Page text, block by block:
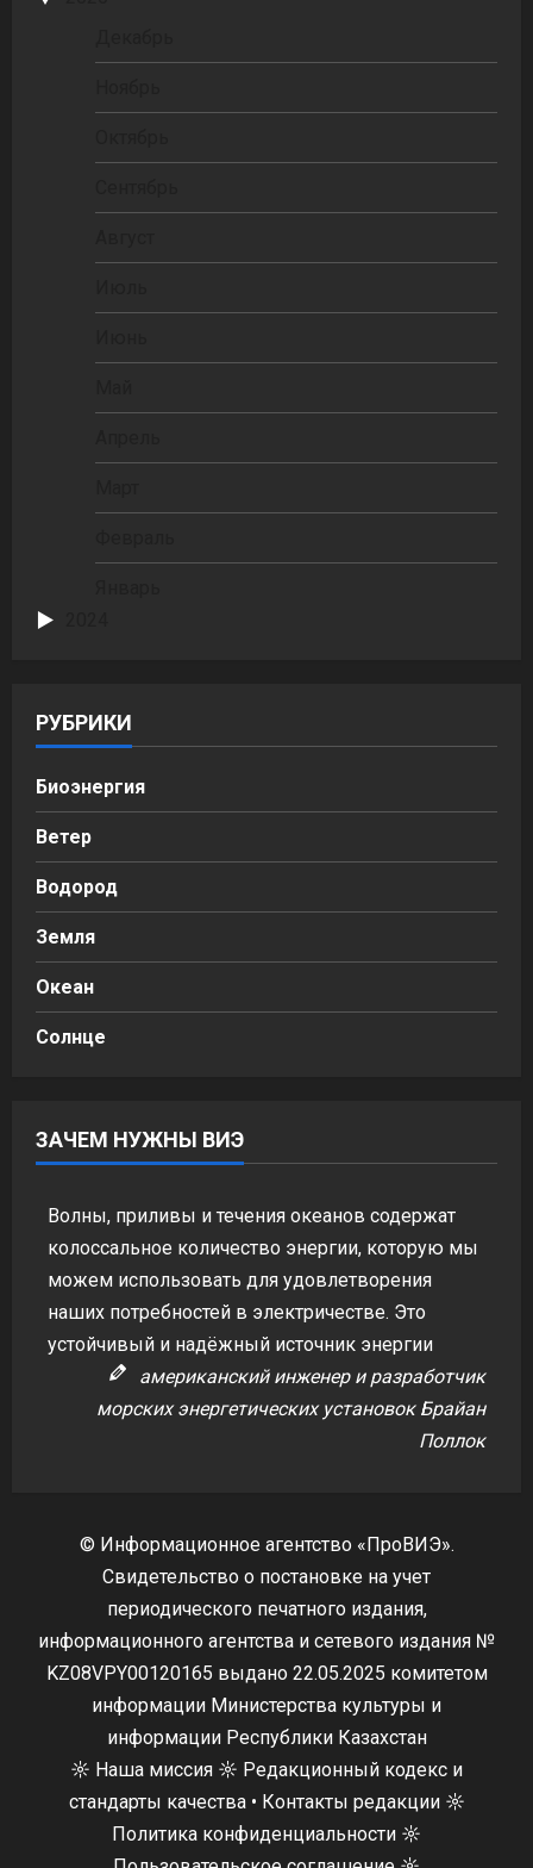
РУБРИКИ
Биоэнергия
Ветер
Водород
Земля
Океан
Солнце
ЗАЧЕМ НУЖНЫ ВИЭ
Волны, приливы и течения океанов содержат
колоссальное количество энергии, которую мы
можем использовать для удовлетворения
наших потребностей в электричестве. Это
устойчивый и надёжный источник энергии
американский инженер и разработчик
морских энергетических установок Брайан
Поллок
© Информационное агентство «ПроВИЭ».
Свидетельство о постановке на учет
периодического печатного издания,
информационного агентства и сетевого издания №
KZ08VPY00120165 выдано 22.05.2025 комитетом
информации Министерства культуры и
информации Республики Казахстан
☼ Наша миссия ☼ Редакционный кодекс и
стандарты качества• Контакты редакции☼
Политика конфиденциальности ☼